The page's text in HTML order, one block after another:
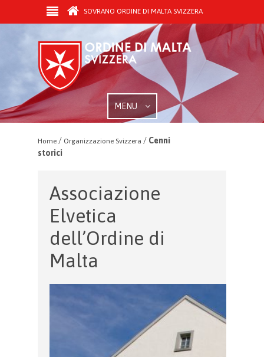
SOVRANO ORDINE DI MALTA SVIZZERA
MENU
Home / Organizzazione Svizzera / Cenni
storici
Associazione
Elvetica
dell’Ordine di
Malta